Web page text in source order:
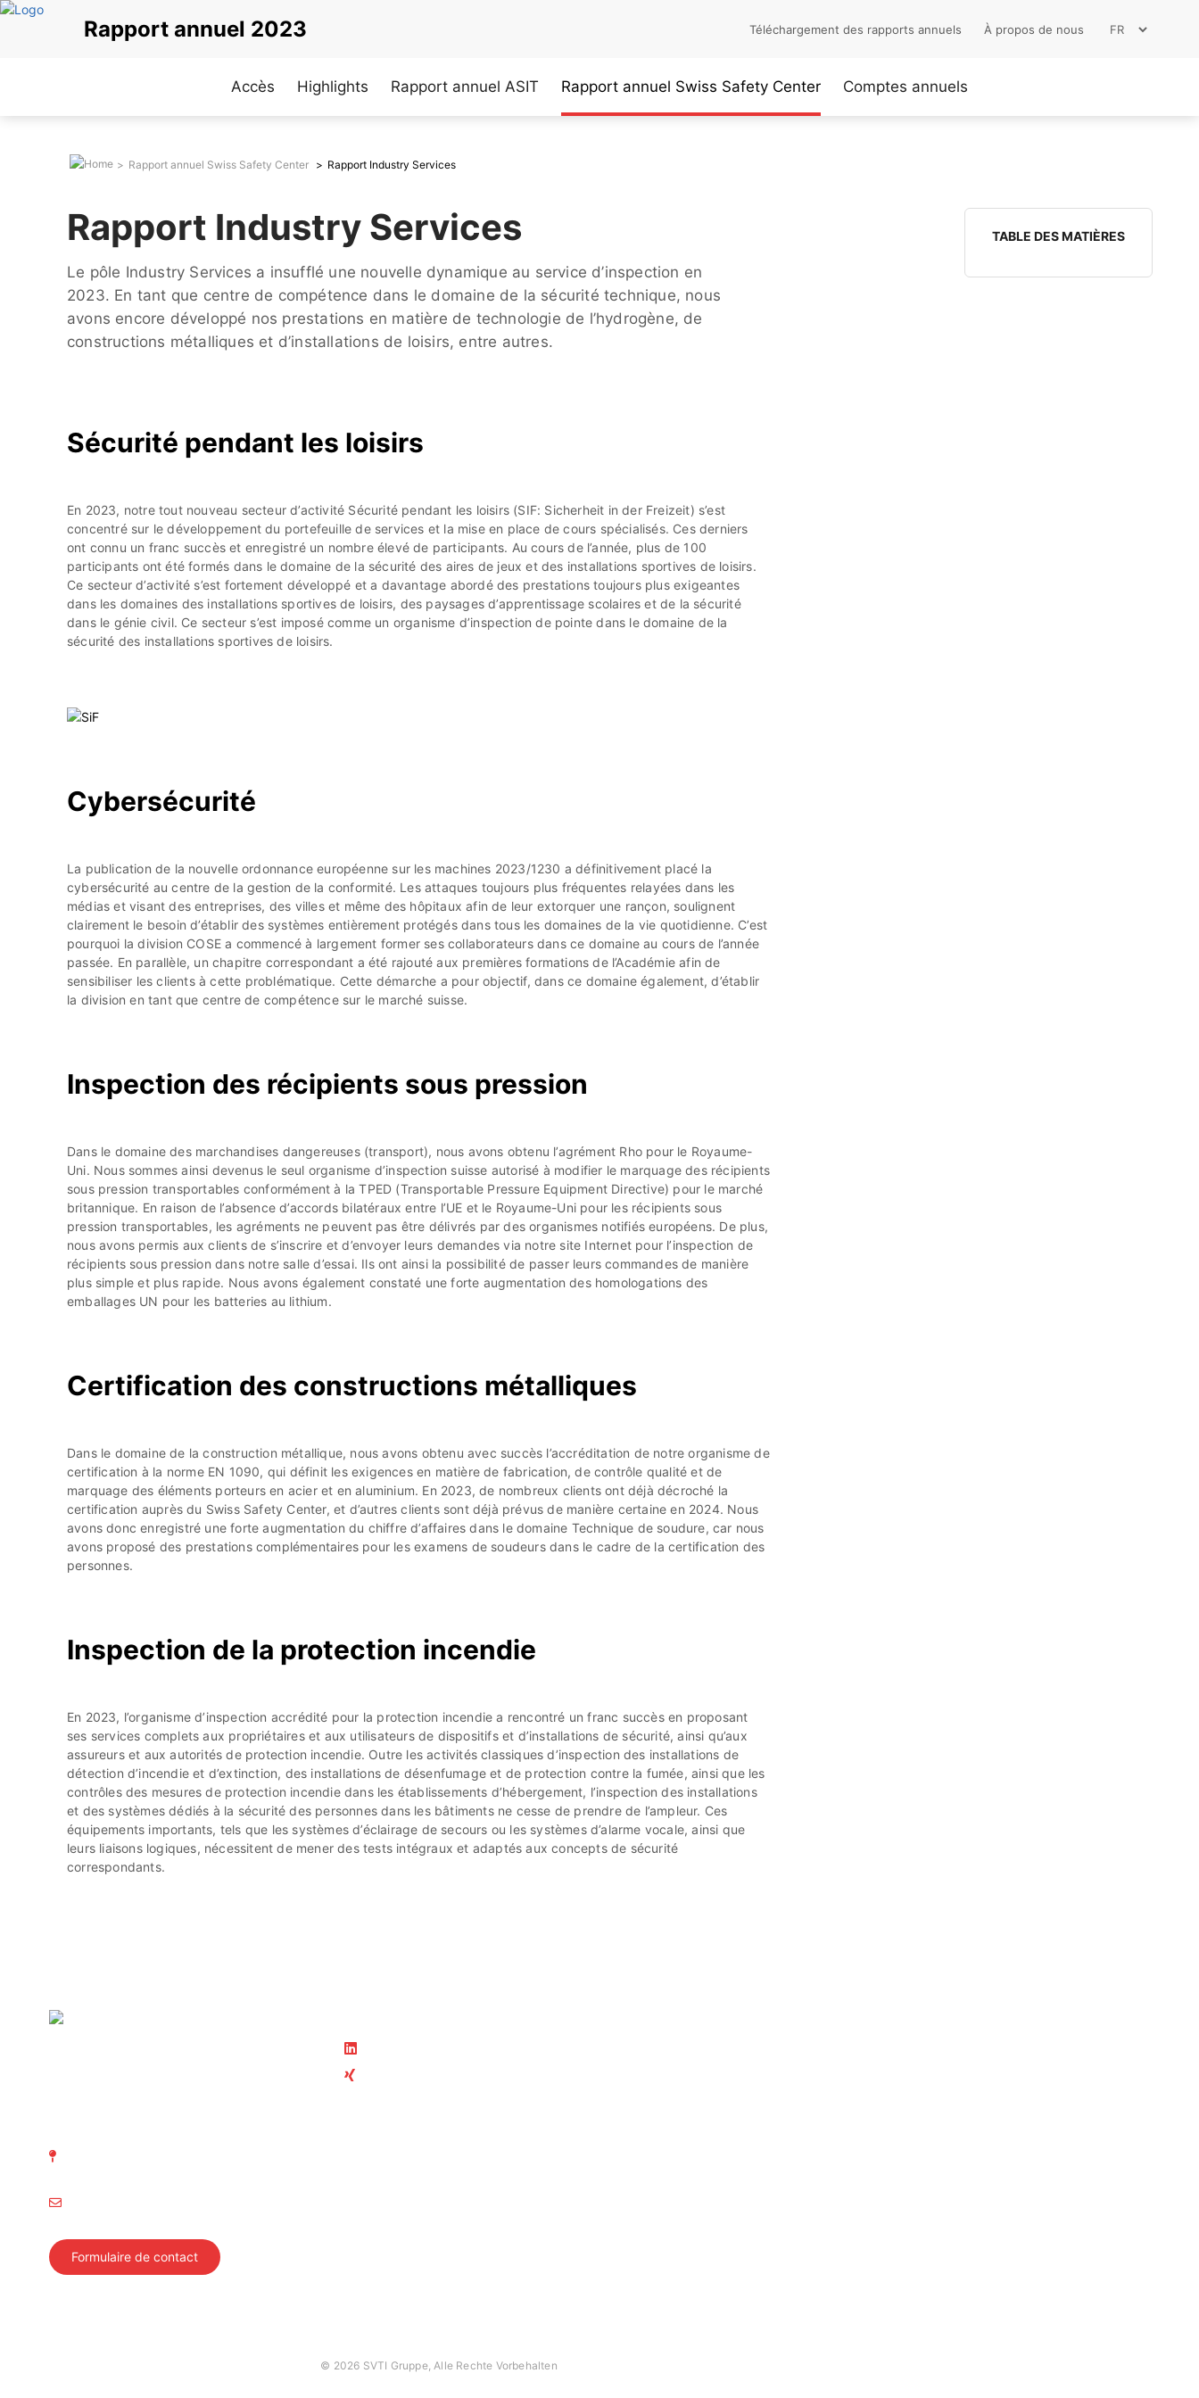
Aller
Rapport annuel 2023 Téléchargement des rapports annuels À propos de nous
Accès Highlights Rapport annuel ASIT Rapport annuel Swiss Safety Center Comptes annuels
Rapport annuel Swiss Safety Center Rapport Industry Services
Rapport Industry Services
Le pôle Industry Services a insufflé une nouvelle dynamique au service d’inspection en
2023. En tant que centre de compétence dans le domaine de la sécurité technique, nous
avons encore développé nos prestations en matière de technologie de l’hydrogène, de
constructions métalliques et d’installations de loisirs, entre autres.
TABLE DES MATIÈRES
Sécurité pendant les loisirs
En 2023, notre tout nouveau secteur d’activité Sécurité pendant les loisirs (SIF: Sicherheit in der Freizeit) s’est
concentré sur le développement du portefeuille de services et la mise en place de cours spécialisés. Ces derniers
ont connu un franc succès et enregistré un nombre élevé de participants. Au cours de l’année, plus de 100
participants ont été formés dans le domaine de la sécurité des aires de jeux et des installations sportives de loisirs.
Ce secteur d’activité s’est fortement développé et a davantage abordé des prestations toujours plus exigeantes
dans les domaines des installations sportives de loisirs, des paysages d’apprentissage scolaires et de la sécurité
dans le génie civil. Ce secteur s’est imposé comme un organisme d’inspection de pointe dans le domaine de la
sécurité des installations sportives de loisirs.
Cybersécurité
La publication de la nouvelle ordonnance européenne sur les machines 2023/1230 a définitivement placé la
cybersécurité au centre de la gestion de la conformité. Les attaques toujours plus fréquentes relayées dans les
médias et visant des entreprises, des villes et même des hôpitaux afin de leur extorquer une rançon, soulignent
clairement le besoin d’établir des systèmes entièrement protégés dans tous les domaines de la vie quotidienne. C’est
pourquoi la division COSE a commencé à largement former ses collaborateurs dans ce domaine au cours de l’année
passée. En parallèle, un chapitre correspondant a été rajouté aux premières formations de l’Académie afin de
sensibiliser les clients à cette problématique. Cette démarche a pour objectif, dans ce domaine également, d’établir
la division en tant que centre de compétence sur le marché suisse.
Inspection des récipients sous pression
Dans le domaine des marchandises dangereuses (transport), nous avons obtenu l’agrément Rho pour le Royaume-
Uni. Nous sommes ainsi devenus le seul organisme d’inspection suisse autorisé à modifier le marquage des récipients
sous pression transportables conformément à la TPED (Transportable Pressure Equipment Directive) pour le marché
britannique. En raison de l’absence d’accords bilatéraux entre l’UE et le Royaume-Uni pour les récipients sous
pression transportables, les agréments ne peuvent pas être délivrés par des organismes notifiés européens. De plus,
nous avons permis aux clients de s’inscrire et d’envoyer leurs demandes via notre site Internet pour l’inspection de
récipients sous pression dans notre salle d’essai. Ils ont ainsi la possibilité de passer leurs commandes de manière
plus simple et plus rapide. Nous avons également constaté une forte augmentation des homologations des
emballages UN pour les batteries au lithium.
Certification des constructions métalliques
Dans le domaine de la construction métallique, nous avons obtenu avec succès l’accréditation de notre organisme de
certification à la norme EN 1090, qui définit les exigences en matière de fabrication, de contrôle qualité et de
marquage des éléments porteurs en acier et en aluminium. En 2023, de nombreux clients ont déjà décroché la
certification auprès du Swiss Safety Center, et d’autres clients sont déjà prévus de manière certaine en 2024. Nous
avons donc enregistré une forte augmentation du chiffre d’affaires dans le domaine Technique de soudure, car nous
avons proposé des prestations complémentaires pour les examens de soudeurs dans le cadre de la certification des
personnes.
Inspection de la protection incendie
En 2023, l’organisme d’inspection accrédité pour la protection incendie a rencontré un franc succès en proposant
ses services complets aux propriétaires et aux utilisateurs de dispositifs et d’installations de sécurité, ainsi qu’aux
assureurs et aux autorités de protection incendie. Outre les activités classiques d’inspection des installations de
détection d’incendie et d’extinction, des installations de désenfumage et de protection contre la fumée, ainsi que les
contrôles des mesures de protection incendie dans les établissements d’hébergement, l’inspection des installations
et des systèmes dédiés à la sécurité des personnes dans les bâtiments ne cesse de prendre de l’ampleur. Ces
équipements importants, tels que les systèmes d’éclairage de secours ou les systèmes d’alarme vocale, ainsi que
leurs liaisons logiques, nécessitent de mener des tests intégraux et adaptés aux concepts de sécurité
correspondants.
Formulaire de contact
© 2026 SVTI Gruppe, Alle Rechte Vorbehalten